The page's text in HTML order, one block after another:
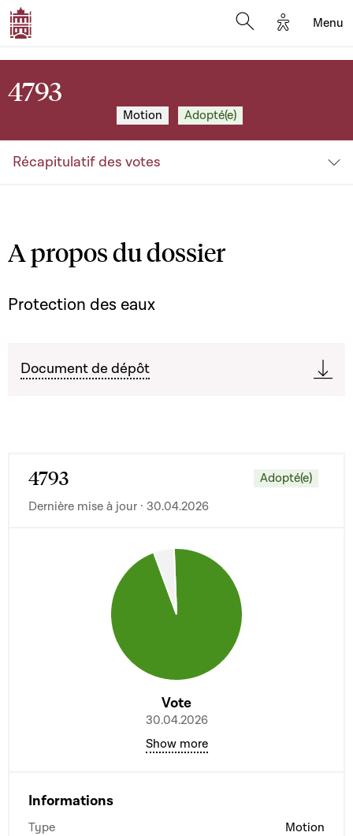
Options
Menu
4793
Motion Adopté(e)
Récapitulatif des votes
A propos du dossier
Protection des eaux
Document de dépôt
4793
Adopté(e)
Dernière mise à jour · 30.04.2026
Vote
30.04.2026
Show more
Informations
Type Motion